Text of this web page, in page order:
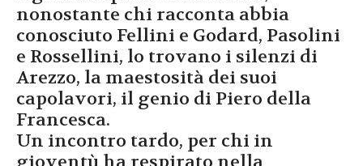
nonostante chi racconta abbia
conosciuto Fellini e Godard, Pasolini
e Rossellini, lo trovano i silenzi di
Arezzo, la maestosità dei suoi
capolavori, il genio di Piero della
Francesca.
Un incontro tardo, per chi in